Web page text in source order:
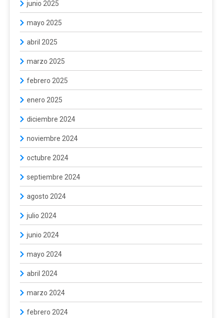
junio 2025
mayo 2025
abril 2025
marzo 2025
febrero 2025
enero 2025
diciembre 2024
noviembre 2024
octubre 2024
septiembre 2024
agosto 2024
julio 2024
junio 2024
mayo 2024
abril 2024
marzo 2024
febrero 2024